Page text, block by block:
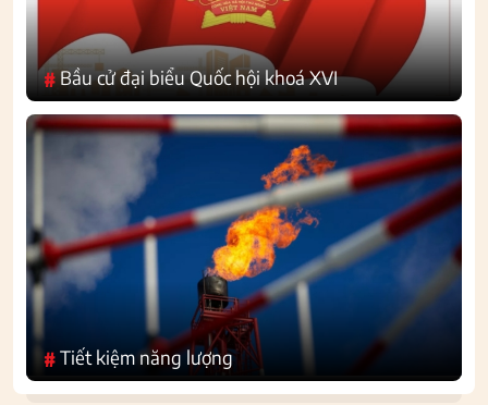
#Bầu cử đại biểu Quốc hội khoá XVI
#Tiết kiệm năng lượng